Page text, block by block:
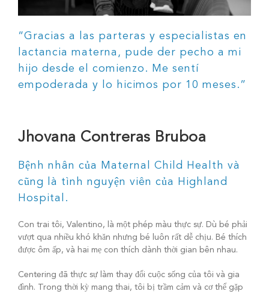
“Gracias a las parteras y especialistas en
lactancia materna, pude der pecho a mi
hijo desde el comienzo. Me sentí
empoderada y lo hicimos por 10 meses.”
Jhovana Contreras Bruboa
Bệnh nhân của Maternal Child Health và
cũng là tình nguyện viên của Highland
Hospital.
Con trai tôi, Valentino, là một phép màu thực sự. Dù bé phải
vượt qua nhiều khó khăn nhưng bé luôn rất dễ chịu. Bé thích
được ôm ấp, và hai mẹ con thích dành thời gian bên nhau.
Centering đã thực sự làm thay đổi cuộc sống của tôi và gia
đình. Trong thời kỳ mang thai, tôi bị trầm cảm và cơ thể gặp